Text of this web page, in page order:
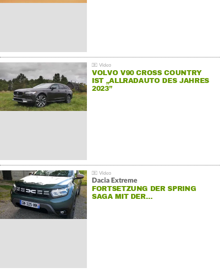
VOLVO V90 CROSS COUNTRY
IST „ALLRADAUTO DES JAHRES
2023”
Dacia Extreme
FORTSETZUNG DER SPRING
SAGA MIT DER…